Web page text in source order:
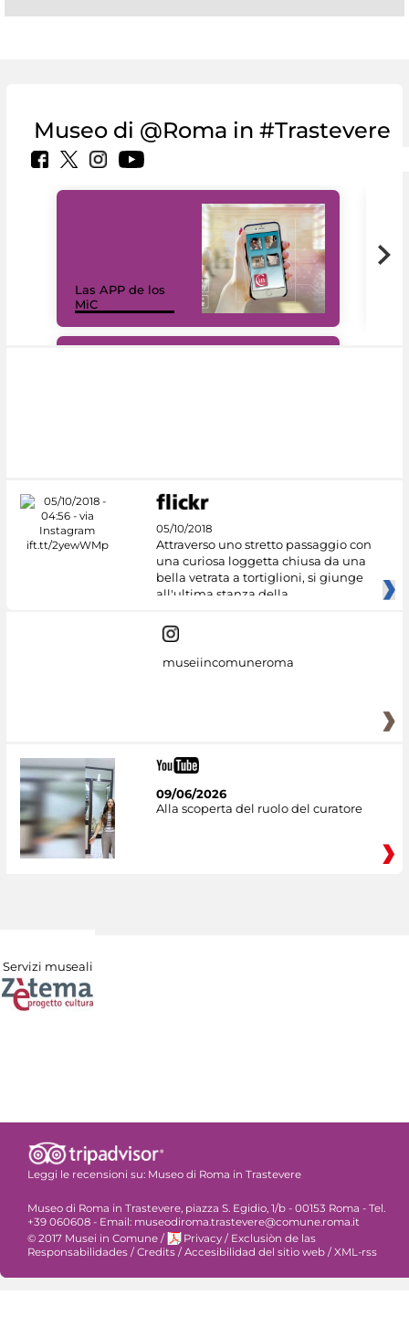
Museo di @Roma in #Trastevere
Las APP de los
MiC
05/10/2018
Attraverso uno stretto passaggio con
una curiosa loggetta chiusa da una
bella vetrata a tortiglioni, si giunge
all'ultima stanza della
museiincomuneroma
09/06/2026
Alla scoperta del ruolo del curatore
Servizi museali
Leggi le recensioni su: Museo di Roma in Trastevere
Museo di Roma in Trastevere, piazza S. Egidio, 1/b - 00153 Roma - Tel.
+39 060608 - Email: museodiroma.trastevere@comune.roma.it
© 2017 Musei in Comune / Privacy / Exclusiòn de las
Responsabilidades / Credits / Accesibilidad del sitio web / XML-rss